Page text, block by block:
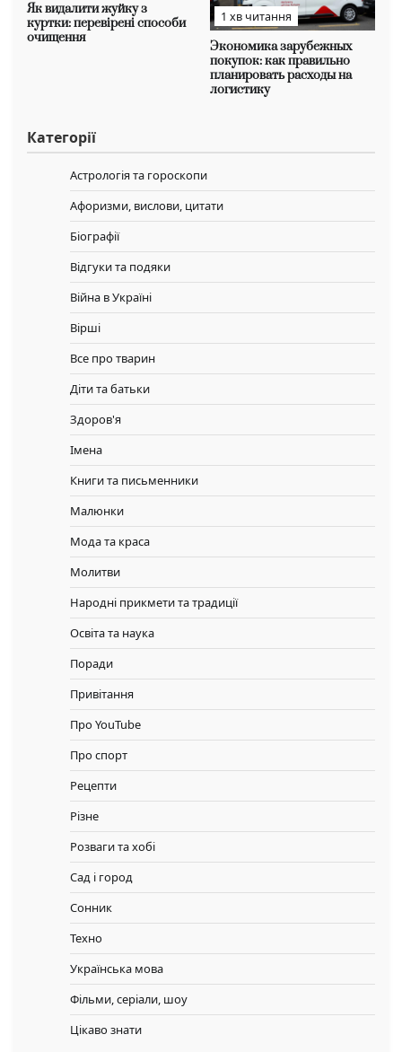
Як видалити жуйку з
куртки: перевірені способи
очищення
1 хв читання
Экономика зарубежных
покупок: как правильно
планировать расходы на
логистику
Категорії
Астрологія та гороскопи
Афоризми, вислови, цитати
Біографії
Відгуки та подяки
Війна в Україні
Вірші
Все про тварин
Діти та батьки
Здоров'я
Імена
Книги та письменники
Малюнки
Мода та краса
Молитви
Народні прикмети та традиції
Освіта та наука
Поради
Привітання
Про YouTube
Про спорт
Рецепти
Різне
Розваги та хобі
Сад і город
Сонник
Техно
Українська мова
Фільми, серіали, шоу
Цікаво знати